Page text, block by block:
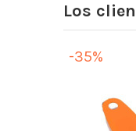
Los
-35%